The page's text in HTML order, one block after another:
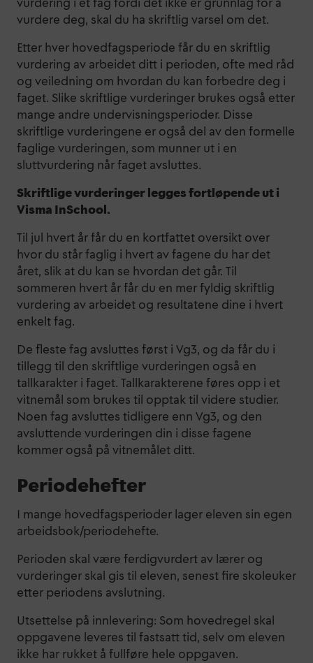
vurdering i et fag fordi det ikke er grunnlag for å
vurdere deg, skal du ha skriftlig varsel om det.
Etter hver hovedfagsperiode får du en skriftlig
vurdering av arbeidet ditt i perioden, ofte med råd
og veiledning om hvordan du kan forbedre deg i
faget. Slike skriftlige vurderinger brukes også etter
mange andre undervisningsperioder. Disse
skriftlige vurderingene er også del av den formelle
faglige vurderingen, som munner ut i en
sluttvurdering når faget avsluttes.
Skriftlige vurderinger legges fortløpende ut i
Visma InSchool.
Til jul hvert år får du en kortfattet oversikt over
hvor du står faglig i hvert av fagene du har det
året, slik at du kan se hvordan det går. Til
sommeren hvert år får du en mer fyldig skriftlig
vurdering av arbeidet og resultatene dine i hvert
enkelt fag.
De fleste fag avsluttes først i Vg3, og da får du i
tillegg til den skriftlige vurderingen også en
tallkarakter i faget. Tallkarakterene føres opp i et
vitnemål som brukes til opptak til videre studier.
Noen fag avsluttes tidligere enn Vg3, og den
avsluttende vurderingen din i disse fagene
kommer også på vitnemålet ditt.
Periodehefter
I mange hovedfagsperioder lager eleven sin egen
arbeidsbok/periodehefte.
Perioden skal være ferdigvurdert av lærer og
vurderinger skal gis til eleven, senest fire skoleuker
etter periodens avslutning.
Utsettelse på innlevering: Som hovedregel skal
oppgavene leveres til fastsatt tid, selv om eleven
ikke har rukket å fullføre hele oppgaven.